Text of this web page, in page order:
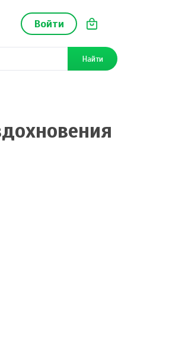
Войти
Найти